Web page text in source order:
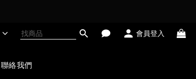
會員登入
聯絡我們